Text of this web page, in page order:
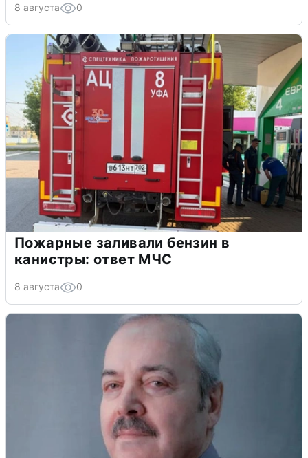
8 августа 0
Пожарные заливали бензин в
канистры: ответ МЧС
8 августа 0